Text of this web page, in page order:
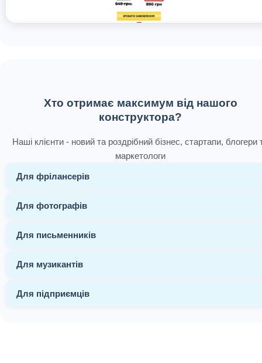
Хто отримає максимум від нашого
конструктора?
Наші клієнти - новий та роздрібний бізнес, стартапи, блогери
маркетологи
Для фрілансерів
Для фотографів
Для письменників
Для музикантів
Для підприємців